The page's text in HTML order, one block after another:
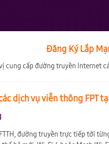
Đăng Ký Lắp
cung cấp đường truyền Internet
dịch vụ viễn thông FPT
đường truyền trực tiếp tới